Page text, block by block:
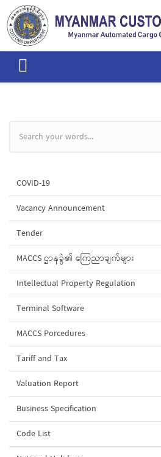
Skip to main content
Search form
COVID-19
Vacancy Announcement
Tender
MACCS ဌာနခွဲ၏ ကြေညာချက်များ
Intellectual Property Regulation
Terminal Software
MACCS Porcedures
Tariff and Tax
Valuation Report
Business Specification
Code List